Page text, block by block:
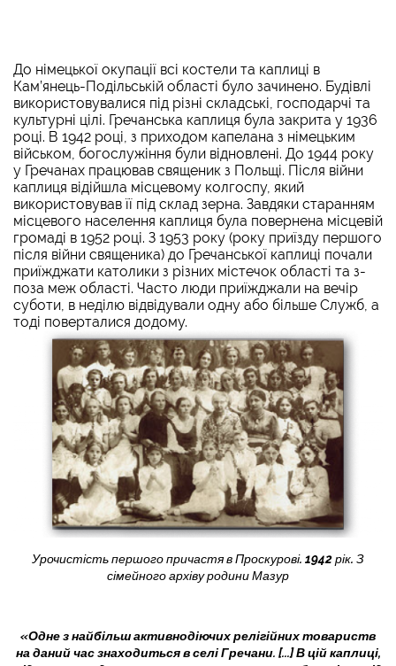
До німецької окупації всі костели та каплиці в
Кам’янець-Подільській області було зачинено. Будівлі
використовувалися під різні складські, господарчі та
культурні цілі. Гречанська каплиця була закрита у 1936
році. В 1942 році, з приходом капелана з німецьким
військом, богослужіння були відновлені. До 1944 року
у Гречанах працював священик з Польщі. Після війни
каплиця відійшла місцевому колгоспу, який
використовував її під склад зерна. Завдяки старанням
місцевого населення каплиця була повернена місцевій
громаді в 1952 році. З 1953 року (року приїзду першого
після війни священика) до Гречанської каплиці почали
приїжджати католики з різних містечок області та з-
поза меж області. Часто люди приїжджали на вечір
суботи, в неділю відвідували одну або більше Служб, а
тоді поверталися додому.
Урочистість першого причастя в Проскурові. 1942 рік. З
сімейного архіву родини Мазур
«Одне з найбільш активнодіючих релігійних товариств
на даний час знаходиться в селі Гречани. [...] В цій каплиці,